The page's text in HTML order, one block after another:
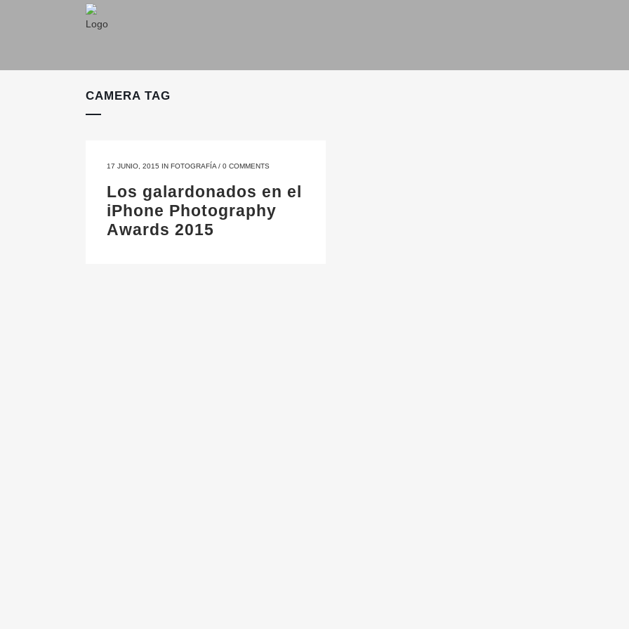
CAMERA TAG
17 JUNIO, 2015 IN FOTOGRAFÍA / 0 COMMENTS
Los galardonados en el
iPhone Photography
Awards 2015